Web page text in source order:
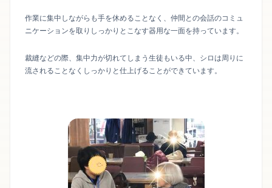
作業に集中しながらも手を休めることなく、仲間との会話のコミュ
ニケーションを取りしっかりとこなす器用な一面を持っています。
裁縫などの際、集中力が切れてしまう生徒もいる中、シロは周りに
流されることなくしっかりと仕上げることができています。